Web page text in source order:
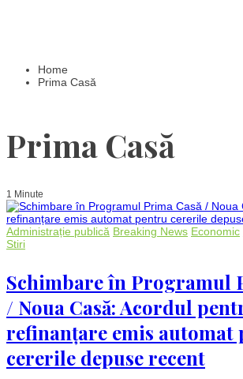
Home
Prima Casă
Prima Casă
1 Minute
Administrație publică Breaking News Economic
Stiri
Schimbare în Programul
/ Noua Casă: Acordul
refinanțare emis automat
cererile depuse recent